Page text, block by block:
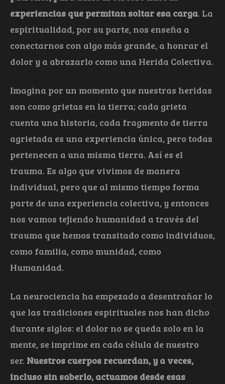
experiencias que permitan soltar esa carga. La
espiritualidad, por su parte, nos enseña a
conectarnos con algo más grande, a honrar el
dolor y a abrazarlo como una Herida Colectiva.
Imagina por un momento que nuestras heridas
son como grietas en la tierra; cada grieta
cuenta una historia, cada fragmento de tierra
agrietada es una experiencia única, pero todas
pertenecen a una misma tierra. Así es el
trauma. Es algo que vivimos de manera
individual, pero que al mismo tiempo forma
parte de una experiencia colectiva, y entonces
nos vamos tejiendo humanidad a través del
trauma que hemos transitado como individuos,
como familia, como munidad, como
Humanidad.
La neurociencia ha empezado a desentrañar lo
que las tradiciones espirituales nos han dicho
durante siglos: el dolor no se queda solo en la
mente, se imprime en cada célula de nuestro
ser. Nuestros cuerpos recuerdan, y a veces,
incluso sin saberlo, actuamos desde esas